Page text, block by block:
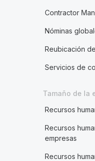
Contractor
Nóminas
Reubicación
Servicios de
Tamaño de la
Recursos
Recursos
empresas
Recursos